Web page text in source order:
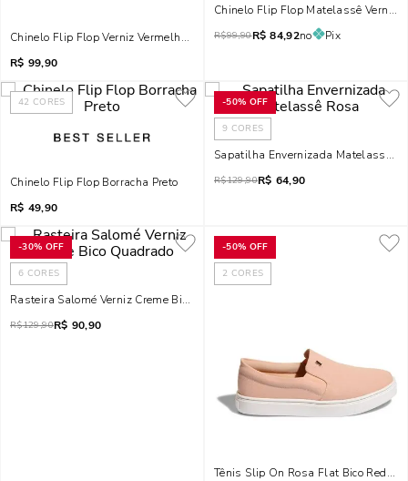
Chinelo Flip Flop Verniz Vermelho Jambo Corrente
R$ 99,90
Chinelo Flip Flop Matelassê Verniz
R$99,90R$ 84,92no Pix
42 CORES
Chinelo Flip Flop Borracha Preto
R$ 49,90
-50% OFF
9 CORES
Sapatilha Envernizada Matelassê
R$129,90R$ 64,90
-30% OFF
6 CORES
Rasteira Salomé Verniz Creme Bico Quadrado
R$129,90R$ 90,90
-50% OFF
2 CORES
Tênis Slip On Rosa Flat Bico